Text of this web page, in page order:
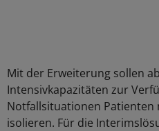
Mit der Erweiterung sollen
Intensivkapazitäten zur
Notfallsituationen Patienten
isolieren. Für die